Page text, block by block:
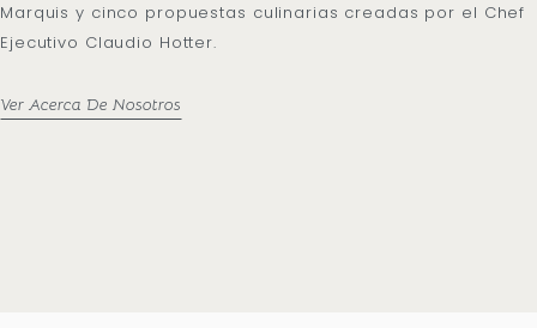
Marquis y cinco propuestas culinarias creadas por el Chef
Ejecutivo Claudio Hotter.
Ver Acerca De Nosotros